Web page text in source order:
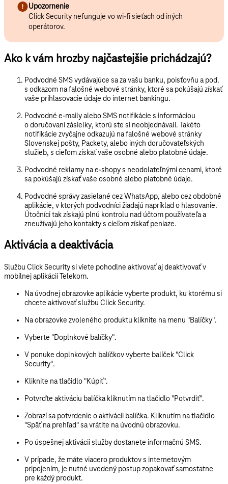
Upozornenie
Click Security nefunguje vo wi-fi sieťach od iných
operátorov.
Ako k vám hrozby najčastejšie prichádzajú?
Podvodné SMSvydávajúce sa za vašu banku, poisťovňu a pod.
s odkazom na falošné webové stránky, ktoré sa pokúšajú získať
vaše prihlasovacie údaje do internet bankingu.
Podvodné e-maily alebo SMS notifikácie s informáciou
o doručovaní zásielky, ktorú ste si neobjednávali. Takéto
notifikácie zvyčajne odkazujú na falošné webové stránky
Slovenskej pošty, Packety, alebo iných doručovateľských
služieb, s cieľom získať vaše osobné alebo platobné údaje.
Podvodné reklamy na e-shopys neodolateľnými cenami, ktoré
sa pokúšajú získať vaše osobné alebo platobné údaje.
Podvodné správy zasielané cez WhatsApp, alebo cez obdobné
aplikácie, v ktorých podvodníci žiadajú napríklad o hlasovanie.
Útočníci tak získajú plnú kontrolu nad účtom používateľa a
zneužívajú jeho kontakty s cieľom získať peniaze.
Aktivácia a deaktivácia
Službu Click Security si viete pohodlne aktivovať aj deaktivovať v
mobilnej aplikácii Telekom.
Na úvodnej obrazovke aplikácie vyberte produkt, ku ktorému si
chcete aktivovať službu Click Security.
Na obrazovke zvoleného produktu kliknite na menu "Balíčky".
Vyberte "Doplnkové balíčky".
V ponuke doplnkových balíčkov vyberte balíček "Click
Security".
Kliknite na tlačidlo "Kúpiť".
Potvrďte aktiváciu balíčka kliknutím na tlačidlo "Potvrdiť".
Zobrazí sa potvrdenie o aktivácii balíčka. Kliknutím na tlačidlo
"Späť na prehľad"sa vrátite na úvodnú obrazovku.
Po úspešnej aktivácii službydostanete informačnú SMS.
V prípade, že máte viacero produktov s internetovým
pripojením, je nutné uvedený postup zopakovať samostatne
pre každý produkt.